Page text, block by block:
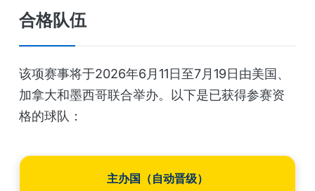
合格队伍
该项赛事将于2026年6月11日至7月19日由美国、
加拿大和墨西哥联合举办。以下是已获得参赛资
格的球队：
主办国（自动晋级）